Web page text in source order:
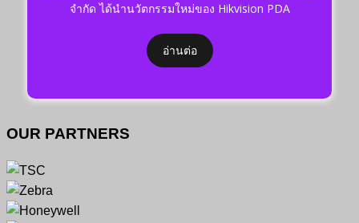
จำกัด ได้นำนวัตกรรมใหม่ของ Hikvision PDA
อ่านต่อ
OUR PARTNERS